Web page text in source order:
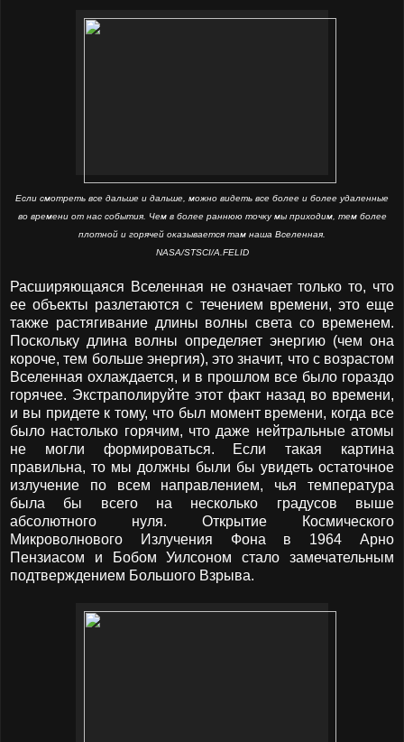
Если смотреть все дальше и дальше, можно видеть все более и более удаленные
во времени от нас события. Чем в более раннюю точку мы приходим, тем более
плотной и горячей оказывается там наша Вселенная.
NASA/STSCI/A.FELID
Расширяющаяся Вселенная не означает только то, что
ее объекты разлетаются с течением времени, это еще
также растягивание длины волны света со временем.
Поскольку длина волны определяет энергию (чем она
короче, тем больше энергия), это значит, что с возрастом
Вселенная охлаждается, и в прошлом все было гораздо
горячее. Экстраполируйте этот факт назад во времени,
и вы придете к тому, что был момент времени, когда все
было настолько горячим, что даже нейтральные атомы
не могли формироваться. Если такая картина
правильна, то мы должны были бы увидеть остаточное
излучение по всем направлением, чья температура
была бы всего на несколько градусов выше
абсолютного нуля. Открытие Космического
Микроволнового Излучения Фона в 1964 Арно
Пензиасом и Бобом Уилсоном стало замечательным
подтверждением Большого Взрыва.